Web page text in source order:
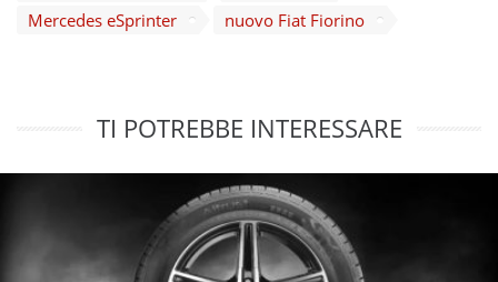
Mercedes eSprinter
nuovo Fiat Fiorino
TI POTREBBE INTERESSARE